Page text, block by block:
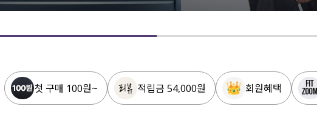
첫 구매 100원~ 적립금 54,000원 회원혜택